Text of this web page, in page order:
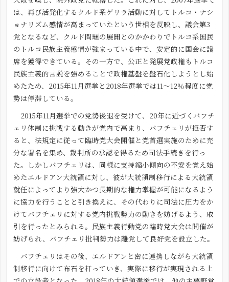
は、再び活発化するクルド系ゲリラ活動に対してトルコ・ナシ
ョナリズム感情が高まっていたという世相を反映し、議会第3
党となるなど、クルド問題の展開とのかかわりでトルコ系国民
のトルコ民族主義感情が強まっている中で、安定的に国会に議
席を獲得できている。その一方で、公正と発展党政権もトルコ
民族主義的言説を強めることで政権基盤を盤石化しようとし始
めたため、2015年11月選挙と2018年選挙では11～12％程度に党
勢は停滞している。
2015年11月選挙での党勢後退を受けて、20年に近づくバフチ
ェリ体制に挑戦する動きが党内で高まり、バフチェリが拒否す
ると、法規定に従って臨時党大会開催と党首選実施のために充
分な署名を集め、裁判所の承認を得るため司法手続きを行っ
た。しかしバフチェリは、同様に支持縮小傾向の不安を覚え始
めたエルドアン大統領に対し、彼が大統領制移行による大統領
就任によってより強大かつ長期的な権力掌握が可能になるよう
に協力を行うことと引き換えに、その代わりに司法に圧力をか
けてバフチェリに対する党内挑戦勢力の動きを妨げるよう、取
引を行ったとみられる。民族主義行動党の臨時党大会は開催が
妨げられ、バフチェリ批判勢力は離党して良好党を設立した。
バフチェリはその後、エルドアンと密に連携しながら大統領
制移行に向けて布石を打っていき、実際に移行が実現される上